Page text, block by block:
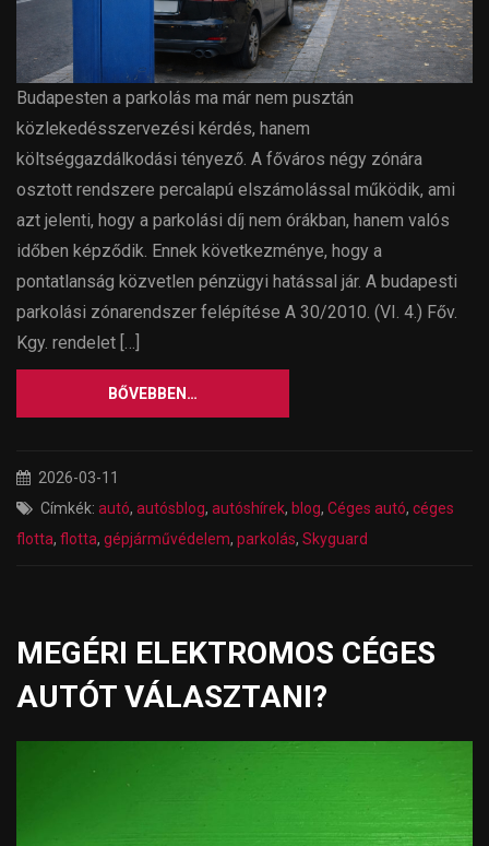
Budapesten a parkolás ma már nem pusztán
közlekedésszervezési kérdés, hanem
költséggazdálkodási tényező. A főváros négy zónára
osztott rendszere percalapú elszámolással működik, ami
azt jelenti, hogy a parkolási díj nem órákban, hanem valós
időben képződik. Ennek következménye, hogy a
pontatlanság közvetlen pénzügyi hatással jár. A budapesti
parkolási zónarendszer felépítése A 30/2010. (VI. 4.) Főv.
Kgy. rendelet […]
BŐVEBBEN…
2026-03-11
Címkék: autó, autósblog, autóshírek, blog, Céges autó, céges
flotta, flotta, gépjárművédelem, parkolás, Skyguard
MEGÉRI ELEKTROMOS CÉGES
AUTÓT VÁLASZTANI?